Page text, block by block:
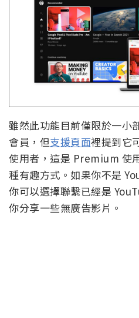
雖然此功能目前僅限於一
會員，但支援頁面裡提到它
使用者，這是 Premium 使
種有趣方式。如果你不是
你可以選擇聯繫已經是
你分享一些無廣告影片。